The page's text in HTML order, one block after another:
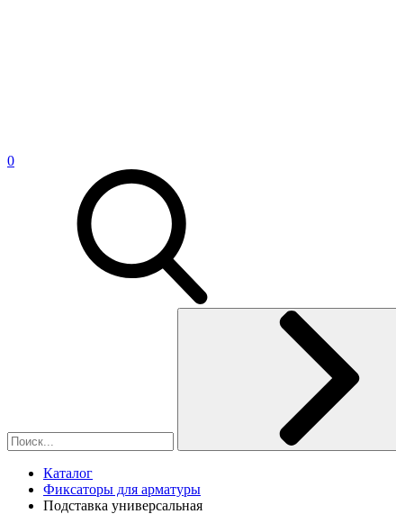
0
Каталог
Фиксаторы для арматуры
Подставка универсальная